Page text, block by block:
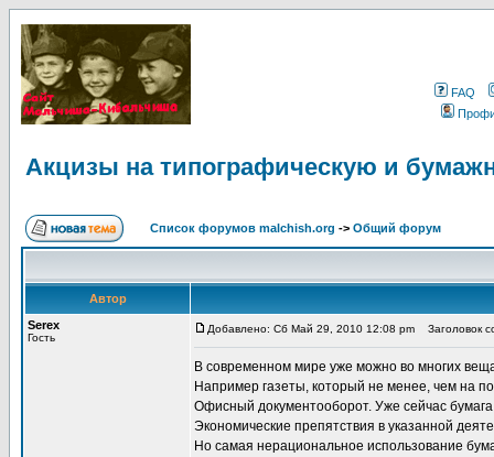
FAQ
Акцизы на типографическую и
Список форумов malchish.org -> Общий форум
Автор
Serex
Гость
Добавлено: Сб Май 29, 2010 12:08 pm Заголовок
В современном мире уже можно во многих
Например газеты, который не менее, чем на
Офисный документооборот. Уже сейчас
Экономические препятствия в указанной
Но самая нерациональное использование